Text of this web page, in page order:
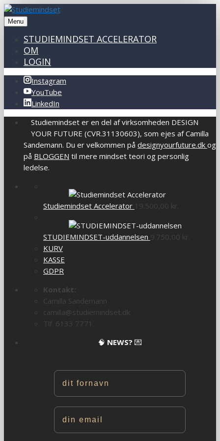
Menu
STUDIEMINDSET ACCELERATOR
OM
LOGIN
Instagram
YouTube
LinkedIn
Studiemindset er en del af virksomheden DESIGN
YOUR FUTURE (CVR.31130603), som ejes af Camilla
Sandemann. Du er velkommen på designyourfuture.dk og
på BLOGGEN til mere mindset teori og personlig
ledelse.
Studiemindset Accelerator 19.500,00 kr.
STUDIEMINDSET-uddannelsen 9.750,00 kr.
KURV
KASSE
GDPR
Kontakt:
Camilla Sandemann
camilla@studiemindset.dk
Tlf. 6133 7771
🧠 NEWS? 💌
Navn
Email